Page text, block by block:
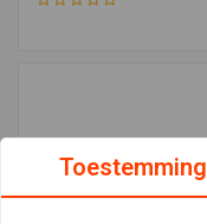
Toestemming